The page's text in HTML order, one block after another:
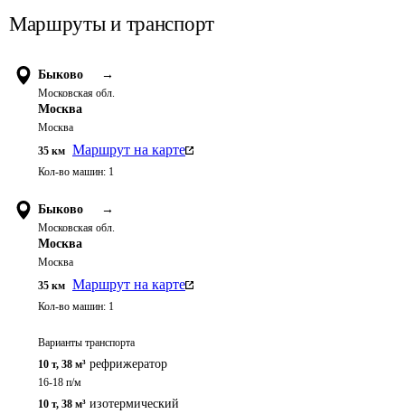
Маршруты и транспорт
Быково →
Московская обл.
Москва
Москва
35 км Маршрут на карте
Кол-во машин: 1
Быково →
Московская обл.
Москва
Москва
35 км Маршрут на карте
Кол-во машин: 1
Варианты транспорта
10 т, 38 м³ рефрижератор
16-18 п/м
10 т, 38 м³ изотермический